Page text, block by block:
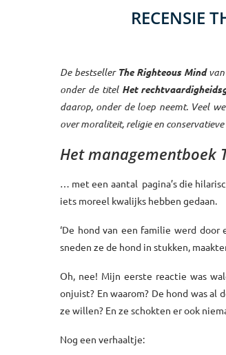
RECENSIE
De bestseller The Righteous Mind
onder de titel Het
daarop, onder de loep neemt. Veel
over moraliteit, religie en
Het managementboek
… met een aantal pagina’s die
iets moreel kwalijks hebben gedaan.
‘De hond van een familie werd door
sneden ze de hond in stukken,
Oh, nee! Mijn eerste reactie was
onjuist? En waarom? De hond was al
ze willen? En ze schokten er ook
Nog een verhaaltje: